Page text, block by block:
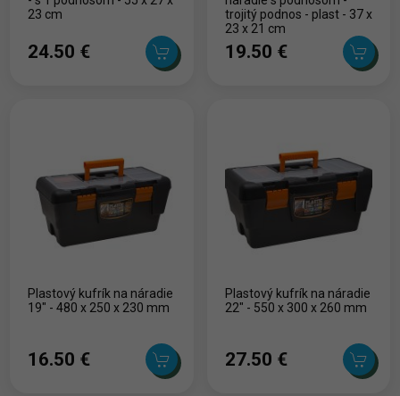
23 cm
24.50 ‎€
trojitý podnos - plast - 37 x
23 x 21 cm
19.50 ‎€
Plastový kufrík na náradie
19" - 480 x 250 x 230 mm
16.50 ‎€
Plastový kufrík na náradie
22" - 550 x 300 x 260 mm
27.50 ‎€